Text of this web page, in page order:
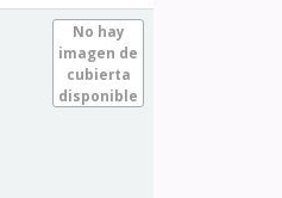
No hay
imagen de
cubierta
disponible